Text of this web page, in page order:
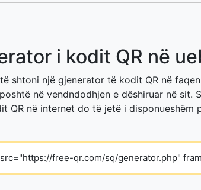
i kodit QR në
shtoni një gjenerator të kodit QR në
në vendndodhjen e dëshiruar në
QR në internet do të jetë i disponueshëm
free-qr.com/sq/generator.php"